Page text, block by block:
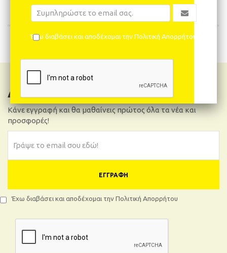
ΠΡΟΣΘΉΚΗ ΣΤΟ ΚΑΛΆΘΙ
Δελτίο Νέων
Κάνε εγγραφή και θα μαθαίνεις πρώτος όλα τα νέα και
προσφορές!
ΕΓΓΡΑΦΉ
Έχω διαβάσει και αποδέχομαι την Πολιτική Απορρήτου
Έχω διαβάσει και αποδέχομαι την Πολιτική Απορρήτου